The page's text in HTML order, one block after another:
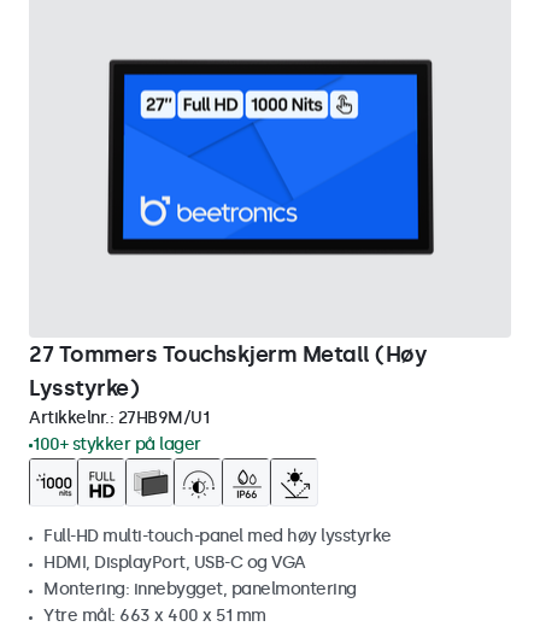
27 Tommers Touchskjerm Metall (Høy
Lysstyrke)
Artikkelnr.: 27HB9M/U1
100+ stykker på lager
Full-HD multi-touch-panel med høy lysstyrke
HDMI, DisplayPort, USB-C og VGA
Montering: innebygget, panelmontering
Ytre mål: 663 x 400 x 51 mm